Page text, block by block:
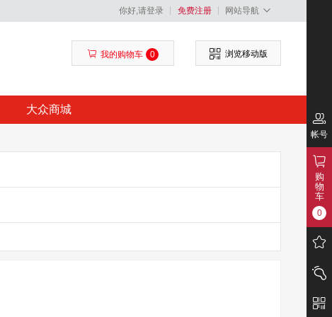
你好,请登录 免费注册 网站导航
我的购物车 0 浏览移动版
大众商城
帐号
购
物
车
0